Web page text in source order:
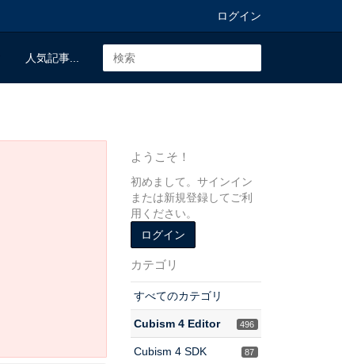
ログイン
人気記事...
ようこそ！
初めまして。サインイン
または新規登録してご利
用ください。
ログイン
カテゴリ
すべてのカテゴリ
496
Cubism 4 Editor
87
Cubism 4 SDK